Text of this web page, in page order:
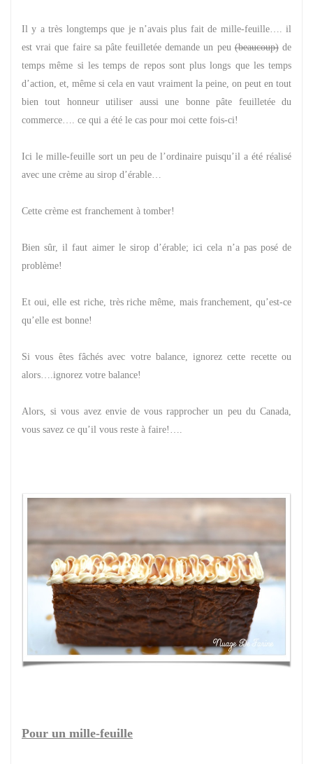
Il y a très longtemps que je n’avais plus fait de mille-feuille…. il
est vrai que faire sa pâte feuilletée demande un peu (beaucoup)de
temps même si les temps de repos sont plus longs que les temps
d’action, et, même si cela en vaut vraiment la peine, on peut en tout
bien tout honneur utiliser aussi une bonne pâte feuilletée du
commerce…. ce qui a été le cas pour moi cette fois-ci!
Ici le mille-feuille sort un peu de l’ordinaire puisqu’il a été réalisé
avec une crème au sirop d’érable…
Cette crème est franchement à tomber!
Bien sûr, il faut aimer le sirop d’érable; ici cela n’a pas posé de
problème!
Et oui, elle est riche, très riche même, mais franchement, qu’est-ce
qu’elle est bonne!
Si vous êtes fâchés avec votre balance, ignorez cette recette ou
alors….ignorez votre balance!
Alors, si vous avez envie de vous rapprocher un peu du Canada,
vous savez ce qu’il vous reste à faire!….
Pour un mille-feuille